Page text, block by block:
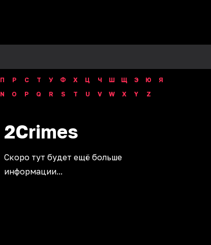
П Р С Т У Ф Х Ц Ч Ш Щ Э Ю
Я
N O P Q R S T U V W X Y Z
2Crimes
Скоро тут будет ещё больше
информации...